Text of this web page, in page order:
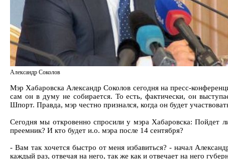
Александр Соколов
Мэр Хабаровска Александр Соколов сегодня на пресс-
сам он в думу не собирается. То есть, фактически, он
Шпорт. Правда, мэр честно признался, когда он будет
Сегодня мы откровенно спросили у мэра Хабаровска: Пойдет
преемник? И кто будет и.о. мэра после 14 сентября?
- Вам так хочется быстро от меня избавиться? - начал
каждый раз, отвечая на него, так же как и отвечает на него